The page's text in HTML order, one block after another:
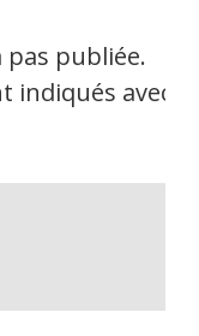
pas publiée.
indiqués avec